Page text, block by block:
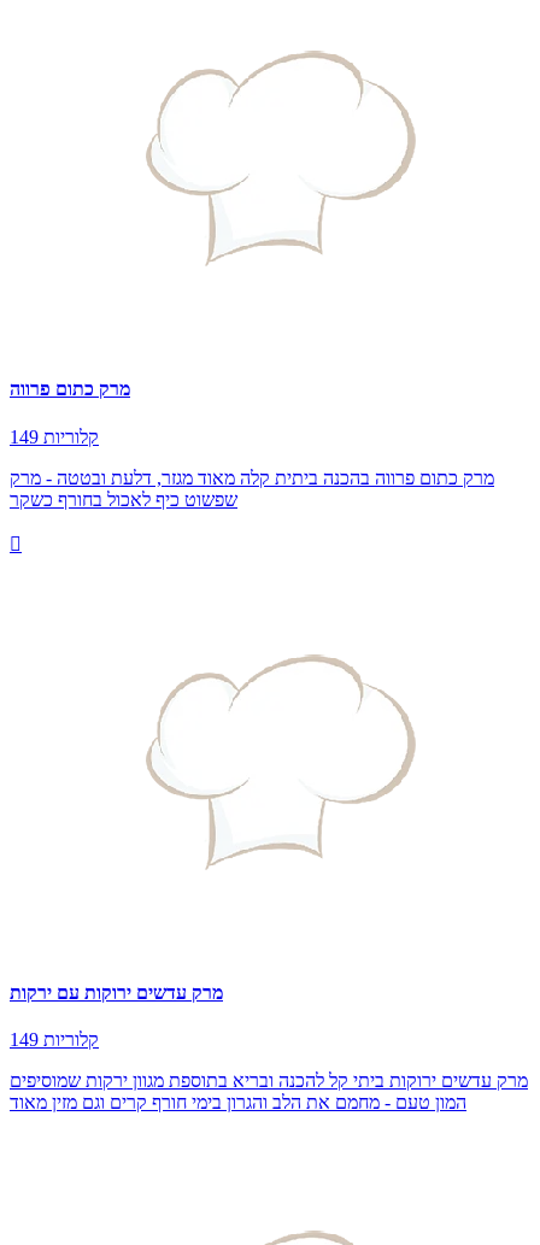
מרק כתום פרווה
149 קלוריות
מרק כתום פרווה בהכנה ביתית קלה מאוד מגזר, דלעת ובטטה - מרק
שפשוט כיף לאכול בחורף כשקר

מרק עדשים ירוקות עם ירקות
149 קלוריות
מרק עדשים ירוקות ביתי קל להכנה ובריא בתוספת מגוון ירקות שמוסיפים
המון טעם - מחמם את הלב והגרון בימי חורף קרים וגם מזין מאוד